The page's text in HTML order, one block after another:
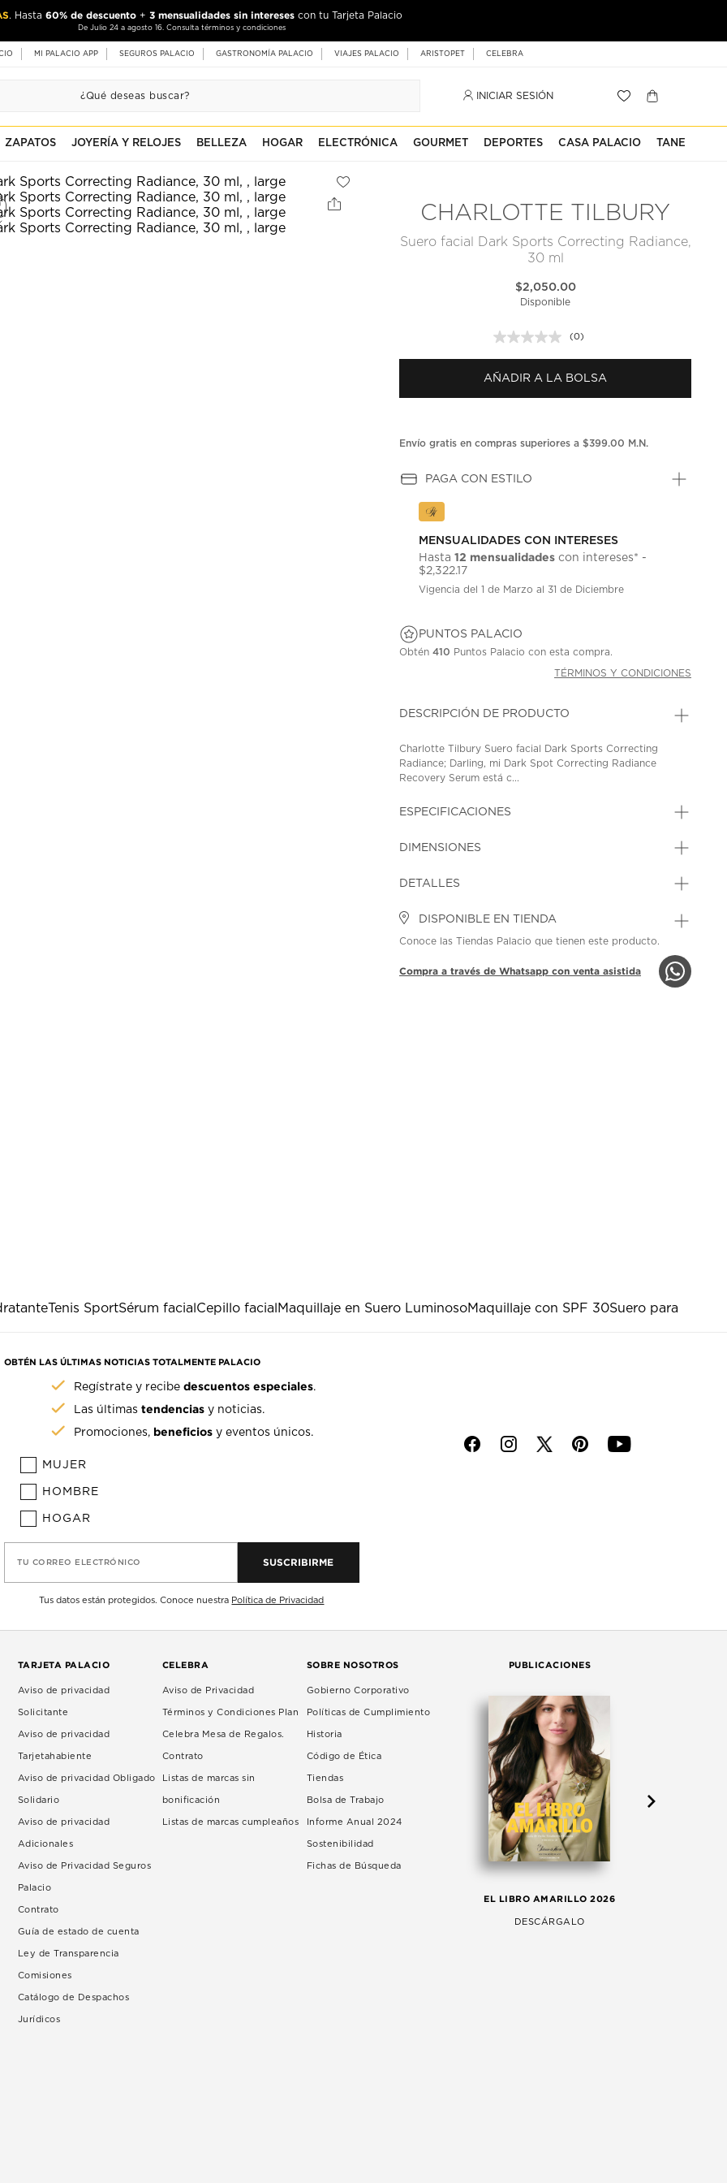
. Hasta 60% de descuento + 3 mensualidades sin intereses con tu Tarjeta Palacio
De Julio 24 a agosto 16. Consulta términos y condiciones
MI PALACIO APP SEGUROS PALACIO GASTRONOMÍA PALACIO VIAJES PALACIO ARISTOPET CELEBRA
INICIAR SESIÓN
ZAPATOS JOYERÍA Y RELOJES BELLEZA HOGAR ELECTRÓNICA GOURMET DEPORTES CASA PALACIO TANE
CHARLOTTE TILBURY
Suero facial Dark Sports Correcting Radiance,
30 ml
$2,050.00
Disponible
Sin
puntuación.
en
la
(0)
AÑADIR A LA BOLSA
Envío gratis en compras superiores a $399.00 M.N.
PAGA CON ESTILO
MENSUALIDADES CON INTERESES
Hasta12 mensualidades con intereses* -
$2,322.17
Vigencia del 1 de Marzo al 31 de Diciembre
PUNTOS PALACIO
Obtén410 Puntos Palacio con esta compra.
TÉRMINOS Y CONDICIONES
DESCRIPCIÓN DE PRODUCTO
Charlotte Tilbury Suero facial Dark Sports Correcting
Radiance; Darling, mi Dark Spot Correcting Radiance
Recovery Serum está c...
ESPECIFICACIONES
DIMENSIONES
DETALLES
DISPONIBLE EN TIENDA
Conoce las Tiendas Palacio que tienen este producto.
Compra a través de Whatsapp con venta asistida
Tenis SportSérum facial Cepillo facial Maquillaje en Suero LuminosoMaquillaje con SPF 30Suero para
OBTÉN LAS ÚLTIMAS NOTICIAS TOTALMENTE PALACIO
Regístrate y recibedescuentos especiales.
Las últimastendencias y noticias.
Promociones, beneficios y eventos únicos.
MUJER
HOMBRE
HOGAR
TU CORREO ELECTRÓNICO SUSCRIBIRME
Tus datos están protegidos. Conoce nuestra Política de Privacidad
f i p y
TARJETA PALACIO
Aviso de privacidad
Solicitante
Aviso de privacidad
Tarjetahabiente
Aviso de privacidad Obligado
Solidario
Aviso de privacidad
Adicionales
Aviso de Privacidad Seguros
Palacio
Contrato
Guía de estado de cuenta
Ley de Transparencia
Comisiones
Catálogo de Despachos
Jurídicos
CELEBRA
Aviso de Privacidad
Términos y Condiciones Plan
Celebra Mesa de Regalos.
Contrato
Listas de marcas sin
bonificación
Listas de marcas cumpleaños
SOBRE NOSOTROS
Gobierno Corporativo
Políticas de Cumplimiento
Historia
Código de Ética
Tiendas
Bolsa de Trabajo
Informe Anual 2024
Sostenibilidad
Fichas de Búsqueda
PUBLICACIONES
EL LIBRO AMARILLO 2026
DESCÁRGALO